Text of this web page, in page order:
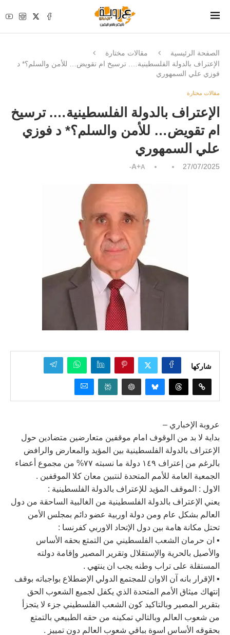
الصفحة الرئيسية
مقالات مختارة
الإعتراف بالدولة الفلسطينية…. ترسيخ ام تقويض… للأمن والسلم؟* د
فوزي علي السمهوري
مقالات مختارة
الإعتراف بالدولة الفلسطينية…. ترسيخ
ام تقويض… للأمن والسلم؟* د فوزي
علي السمهوري
27/07/2025
A+A-
شاركها
عروبة الإخباري –
بداية لا بد من الوقوف امام موقفين متعارضين متضادين حول
الإعتراف بالدولة الفلسطينية بين المؤيد والمعارض والرافض
بالرغم من إعتراف ١٤٩ دولة ما نسبته ٧٧% من مجموع أعضاء
الجمعية العامة للأمم المتحدة لنتبين معان كلا الموقفين .
الاول : الموقف المؤيد للإعتراف بالدولة الفلسطينية :
يعني الإعتراف بالدولة الفلسطينية من الغالبية الساحقة من دول
العالم بشكل عام ومن دولة اوربية عضو دائم بمجلس الأمن
تحتل مكانة هامة بين دول الإتحاد الاوربي كفرنسا :
▪︎ ان حرمان الشعب الفلسطيني من التمتع بحقه الأساس
والأصيل بالحرية والإستقلال وتقرير المصير وإقامة دولته
المستقلة على تراب وطنه يجب ان ينتهي .
▪︎ الإقرار بانه آن الاوان للمجتمع الدولي الإضطلاع بواجباته بوقف
إنتهاك ميثاق الأمم المتحدة الذي يكفل لجميع الشعوب الحق
بتقرير المصير وبالتاكيد كون الشعب الفلسطيني جزء لا يتجزأ
من شعوب العالم وبالتالي تمكينه من حقه الطبيعي بالتمتع
بحقوقه الأساس اسوة بباقي شعوب العالم دون تمييز .